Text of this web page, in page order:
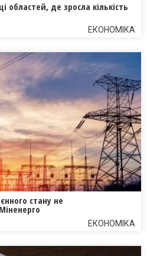
областей, де зросла кількість
ЕКОНОМІКА
стану не
ЕКОНОМІКА